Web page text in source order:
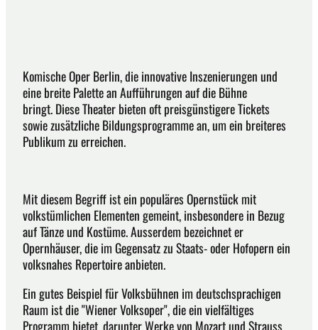
Komische Oper Berlin, die innovative Inszenierungen und
eine breite Palette an Aufführungen auf die Bühne
bringt. Diese Theater bieten oft preisgünstigere Tickets
sowie zusätzliche Bildungsprogramme an, um ein breiteres
Publikum zu erreichen.
Mit diesem Begriff ist ein populäres Opernstück mit
volkstümlichen Elementen gemeint, insbesondere in Bezug
auf Tänze und Kostüme. Ausserdem bezeichnet er
Opernhäuser, die im Gegensatz zu Staats- oder Hofopern ein
volksnahes Repertoire anbieten.
Ein gutes Beispiel für Volksbühnen im deutschsprachigen
Raum ist die "Wiener Volksoper", die ein vielfältiges
Programm bietet, darunter Werke von Mozart und Strauss